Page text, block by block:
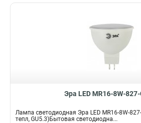
Эра LED MR16-8W-
Лампа светодиодная Эра LED MR16-8W-
тепл, GU5.3)Бытовая светодиодна...